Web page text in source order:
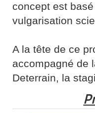
concept est
vulgarisation
A la tête de ce
accompagné de
Deterrain, la